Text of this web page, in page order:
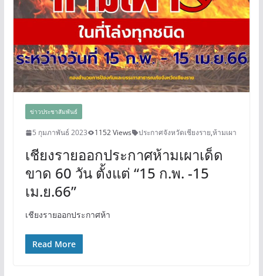
ข่าวประชาสัมพันธ์
5 กุมภาพันธ์ 2023 1152 Views ประกาศจังหวัดเชียงราย,ห้ามเผา
เชียงรายออกประกาศห้ามเผาเด็ด
ขาด 60 วัน ตั้งแต่ “15 ก.พ. -15
เม.ย.66”
เชียงรายออกประกาศห้า
Read More